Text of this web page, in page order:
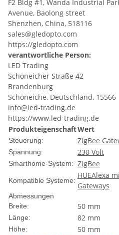
F2 Bldg #1, Wanda Industrial
Avenue, Baolong street
Shenzhen, China, 518116
sales@gledopto.com
https://gledopto.com
verantwortliche Person:
LED Trading
Schöneicher Straße 42
Brandenburg
Schöneiche, Deutschland, 15566
info@led-trading.de
https://www.led-trading.de
ProdukteigenschaftWert
Steuerung: ZigBee
Spannung: 230 Volt
Smarthome-System: ZigBee
Kompatible Systeme:
HUEAlexa
Gateways
Abmessungen
Breite:
50 mm
Länge: 82 mm
Höhe:
50 mm